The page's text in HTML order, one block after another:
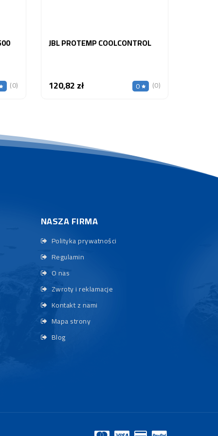
(0)
JBL PROTEMP COOLCONTROL
120,82 złCena 0 (0)
NASZA FIRMA
Polityka prywatności
Regulamin
O nas
Zwroty i reklamacje
Kontakt z nami
Mapa strony
Blog